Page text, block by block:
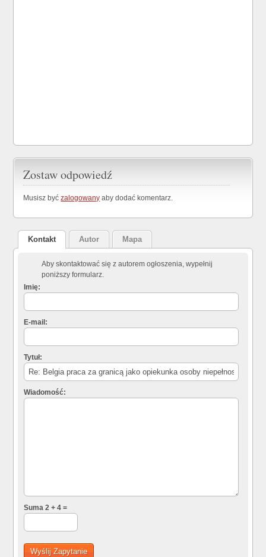
Zostaw odpowiedź
Musisz byćzalogowany aby dodać komentarz.
Kontakt Autor Mapa
Aby skontaktować się z autorem ogłoszenia, wypełnij
poniższy formularz.
Imię:
E-mail:
Tytuł:
Wiadomość:
Suma 2 + 4 =